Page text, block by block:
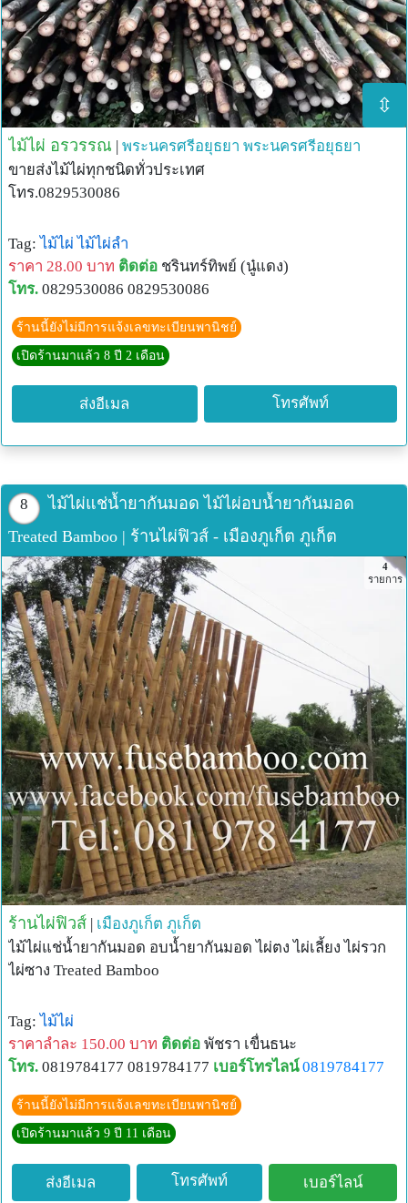
⇳
ไม้ไผ่ อรวรรณ | พระนครศรีอยุธยา พระนครศรีอยุธยา
ขายส่งไม้ไผ่ทุกชนิดทั่วประเทศ
โทร.0829530086
Tag:ไม้ไผ่ ไม้ไผ่ลำ
ราคา 28.00 บาท ติดต่อ ชรินทร์ทิพย์ (นู๋แดง)
โทร. 0829530086 0829530086
ร้านนี้ยังไม่มีการแจ้งเลขทะเบียนพานิชย์
เปิดร้านมาแล้ว 8 ปี 2 เดือน
ส่งอีเมล โทรศัพท์
8
ไม้ไผ่แช่น้ำยากันมอด ไม้ไผ่อบน้ำยากันมอด
Treated Bamboo | ร้านไผ่ฟิวส์ - เมืองภูเก็ต ภูเก็ต
4
รายการ
ร้านไผ่ฟิวส์ | เมืองภูเก็ต ภูเก็ต
ไม้ไผ่แช่น้ำยากันมอด อบน้ำยากันมอด ไผ่ตง ไผ่เลี้ยง ไผ่รวก
ไผ่ซาง Treated Bamboo
Tag: ไม้ไผ่
ราคาลำละ 150.00 บาท ติดต่อ พัชรา เขื่นธนะ
โทร. 0819784177 0819784177 เบอร์โทรไลน์ 0819784177
ร้านนี้ยังไม่มีการแจ้งเลขทะเบียนพานิชย์
เปิดร้านมาแล้ว 9 ปี 11 เดือน
ส่งอีเมล โทรศัพท์ เบอร์ไลน์